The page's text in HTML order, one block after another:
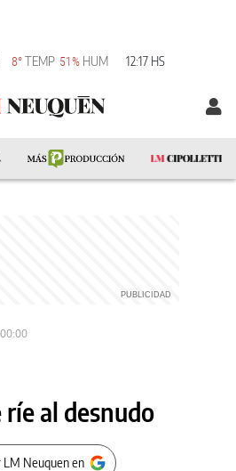
8°TEMP 51% HUM 12:17 HS
00:00
ríe al desnudo
LM Neuquen en